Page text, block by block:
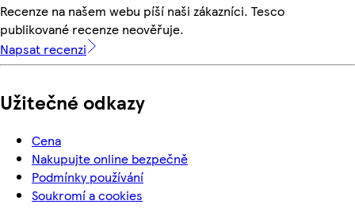
Recenze na našem webu píší naši zákazníci. Tesco
publikované recenze neověřuje.
Napsat recenzi
Užitečné odkazy
Cena
Nakupujte online bezpečně
Podmínky používání
Soukromí a cookies